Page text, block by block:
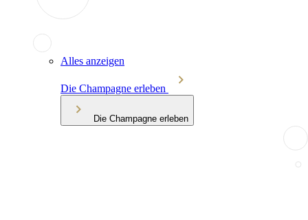
Alles anzeigen
Die Champagne erleben
Die Champagne erleben